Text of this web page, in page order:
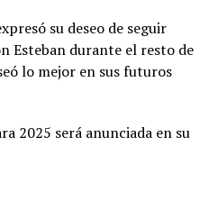
su deseo de seguir
Esteban durante el resto de
lo mejor en sus futuros
2025 será anunciada en su